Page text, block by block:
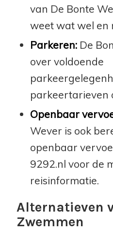
van De Bonte
weet wat wel en
Parkeren:De
over voldoende
parkeertarieven
Openbaar
Wever is ook
openbaar
9292.nl voor de
reisinformatie.
Alternatieven
Zwemmen